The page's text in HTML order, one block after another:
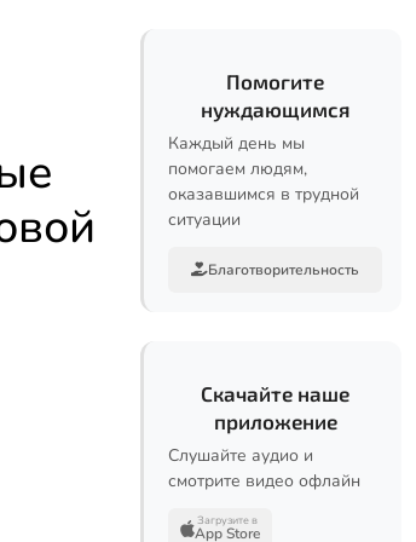
Помогите
нуждающимся
Каждый день мы
помогаем людям,
оказавшимся в трудной
ситуации
Благотворительность
Скачайте наше
приложение
Слушайте аудио и
смотрите видео офлайн
Загрузите в
App Store